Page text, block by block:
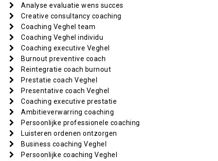
Analyse evaluatie wens succes
Creative consultancy coaching
Coaching Veghel team
Coaching Veghel individu
Coaching executive Veghel
Burnout preventive coach
Reintegratie coach burnout
Prestatie coach Veghel
Presentative coach Veghel
Coaching executive prestatie
Ambitieverwarring coaching
Persoonlijke professionele coaching
Luisteren ordenen ontzorgen
Business coaching Veghel
Persoonlijke coaching Veghel